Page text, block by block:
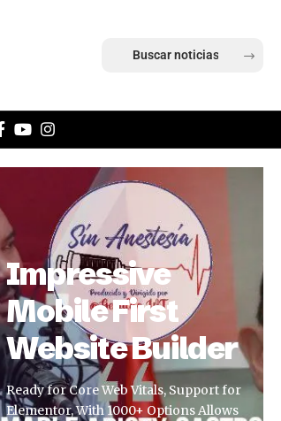
Impressive
Mobile First
Website Builder
Ready for Core Web Vitals, Support for
Elementor, With 1000+ Options Allows